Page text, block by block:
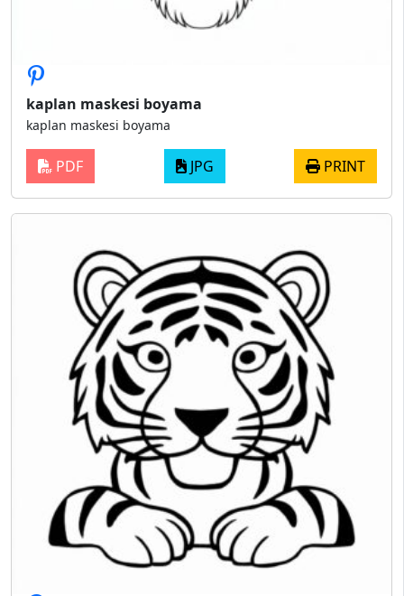
kaplan maskesi boyama
kaplan maskesi boyama
PDF JPG PRINT